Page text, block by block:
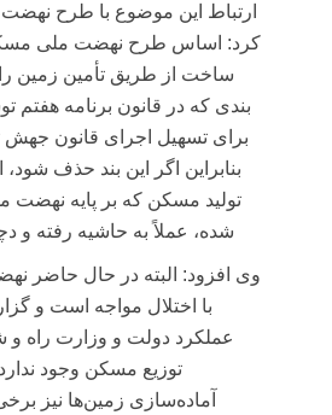
ارتباط این موضوع با طرح
کرد: اساس طرح نهضت ملی
ساخت از طریق تأمین زمین
بندی که در قانون برنامه هفتم
برای تسهیل اجرای قانون
بنابراین اگر این بند حذف
تولید مسکن که بر پایه
شده، عملاً به حاشیه رفته و
وی افزود: البته در حال حاضر
با اختلال مواجه است و
عملکرد دولت و وزارت راه
توزیع مسکن وجود
آماده‌سازی زمین‌ها نیز